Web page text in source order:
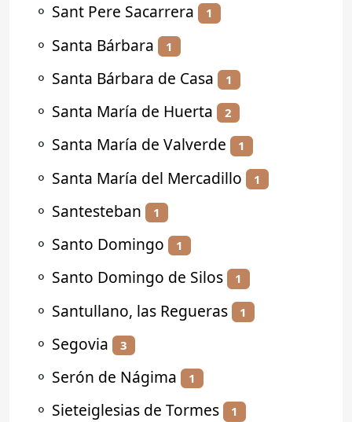
⚬ Sant Pere Sacarrera 1
⚬ Santa Bárbara 1
⚬ Santa Bárbara de Casa 1
⚬ Santa María de Huerta 2
⚬ Santa María de Valverde 1
⚬ Santa María del Mercadillo 1
⚬ Santesteban 1
⚬ Santo Domingo 1
⚬ Santo Domingo de Silos 1
⚬ Santullano, las Regueras 1
⚬ Segovia 3
⚬ Serón de Nágima 1
⚬ Sieteiglesias de Tormes 1